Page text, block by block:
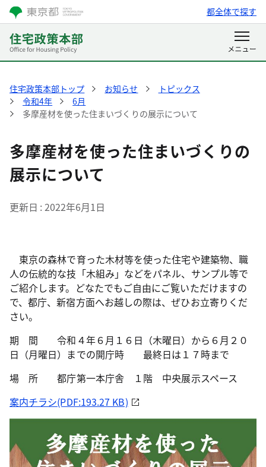
都全体で探す
住宅政策本部トップ お知らせ
トピックス
令和4年
6月
多摩産材を使った住まいづくりの展示について
多摩産材を使った住まいづくりの
展示について
更新日 2022年6月1日
東京の森林で育った木材等を使った住宅や建築物、職
人の伝統的な技「木組み」などをパネル、サンプル等で
ご紹介します。どなたでもご自由にご覧いただけますの
で、都庁、新宿方面へお越しの際は、ぜひお立寄りくだ
さい。
期 間 令和４年６月１６日（木曜日）から６月２０
日（月曜日）までの開庁時 最終日は１７時まで
場 所 都庁第一本庁舎 １階 中央展示スペース
案内チラシ(PDF:193.27 KB)